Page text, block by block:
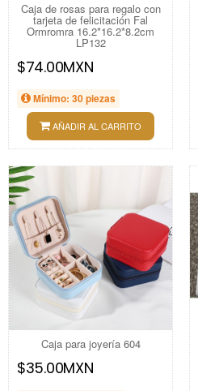
Caja de rosas para regalo con
tarjeta de felicitación Fal
Ormromra 16.2*16.2*8.2cm
LP132
$74.00MXN
Mínimo: 30 piezas
AÑADIR AL CARRITO
Caja para joyería 604
$35.00MXN